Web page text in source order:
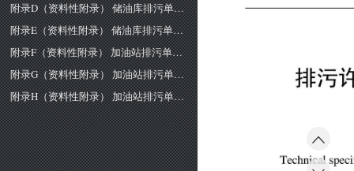
附录D（资料性附录） 储油库排污单位环境管理台账记录参考表(41)
附录E（资料性附录） 储油库排污单位排污许可证执行报告表格形式(44)
附录F（资料性附录） 加油站排污单位污染防治可行技术参照表(50)
附录G（资料性附录） 加油站排污单位环境管理台账记录参考表(51)
附录H（资料性附录） 加油站排污单位排污许可证执行报告表格形式(53)
排污
Ｔｅｃｈｎｉ
ｃ
ａ
ｌ ｓ
Ｐｅ